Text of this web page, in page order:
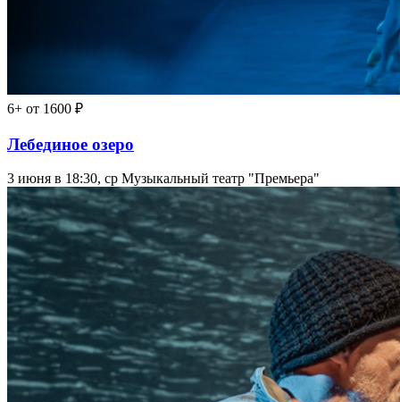
6+ от 1600 ₽
Лебединое озеро
3 июня в 18:30, ср Музыкальный театр "Премьера"